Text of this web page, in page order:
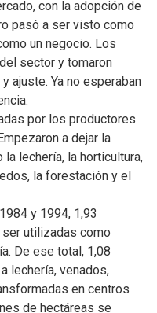
con la adopción de
pasó a ser visto como
un negocio. Los
sector y tomaron
ajuste. Ya no esperaban
por los productores
a dejar la
lechería, la horticultura,
la forestación y el
y 1994, 1,93
utilizadas como
De ese total, 1,08
lechería, venados,
en centros
de hectáreas se